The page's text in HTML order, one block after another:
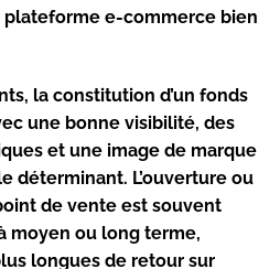
e-commerce bien
la constitution d’un fonds
une bonne visibilité, des
et une image de marque
déterminant. L’ouverture ou
de vente est souvent
moyen ou long terme,
longues de retour sur